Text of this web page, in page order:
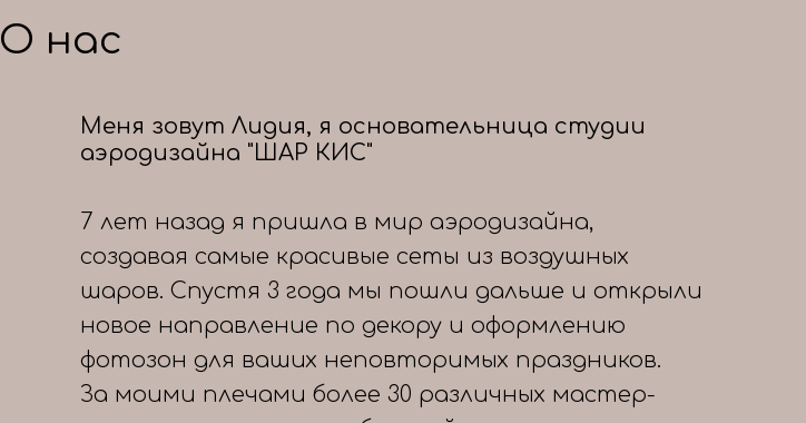
О нас
Меня зовут Лидия, я основательница студии
аэродизайна "ШАР КИС"
7 лет назад я пришла в мир аэродизайна,
создавая самые красивые сеты из воздушных
шаров. Спустя 3 года мы пошли дальше и открыли
новое направление по декору и оформлению
фотозон для ваших неповторимых праздников.
За моими плечами более 30 различных мастер-